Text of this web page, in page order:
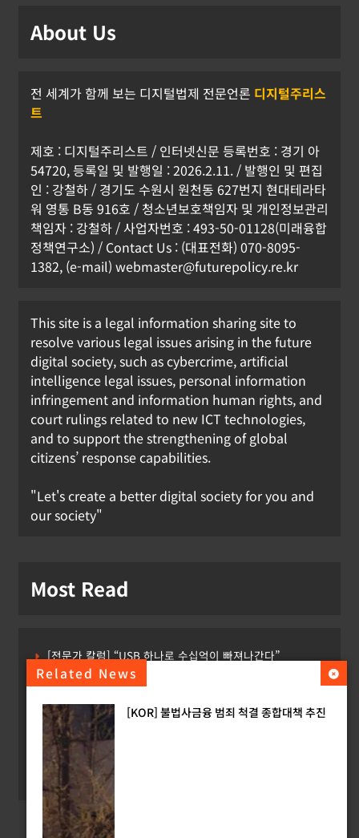
Related News
[KOR] 불법사금융 범죄 척결 종합대책 추진
About Us
전 세계가 함께 보는 디지털법제 전문언론 디지털주리스
트
제호 : 디지털주리스트 / 인터넷신문 등록번호 : 경기 아
54720, 등록일 및 발행일 : 2026.2.11. / 발행인 및 편집
인 : 강철하 / 경기도 수원시 원천동 627번지 현대테라타
워 영통 B동 916호 / 청소년보호책임자 및 개인정보관리
책임자 : 강철하 / 사업자번호 : 493-50-01128(미래융합
정책연구소) / Contact Us : (대표전화) 070-8095-
1382, (e-mail) webmaster@futurepolicy.re.kr
This site is a legal information sharing site to
resolve various legal issues arising in the future
digital society, such as cybercrime, artificial
intelligence legal issues, personal information
infringement and information human rights, and
court rulings related to new ICT technologies,
and to support the strengthening of global
citizens’ response capabilities.
"Let's create a better digital society for you and
our society"
Most Read
[전문가 칼럼] “USB 하나로 수십억이 빠져나간다”
[USA] CLARITY 법안의 AI 샌드박스 조항 삭제 촉구
[INTERPOL] 아프리카 사이버 범죄 55%가 AI 이용
[소청백의 노동&사람] 삼성SDS 노동조합 설립을 바라보며
[Russia] 텔레그램 설립자 파벨 두로프 기소